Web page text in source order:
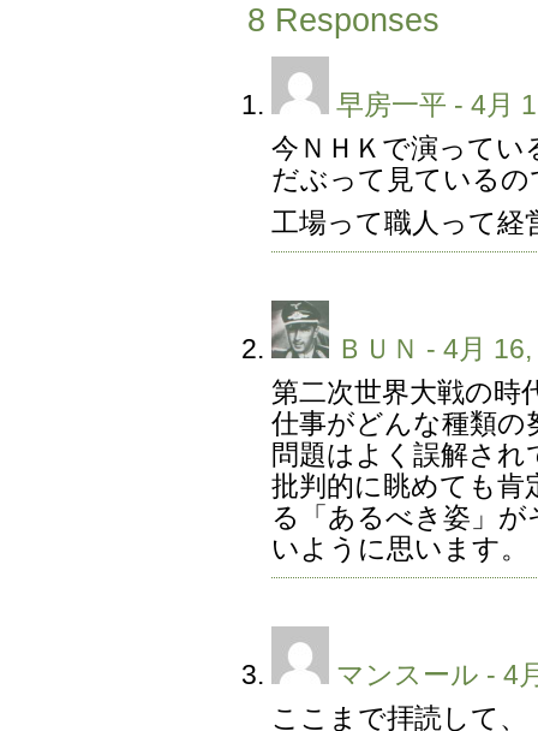
8 Responses
早房一平 - 4月
今ＮＨＫで演ってい
だぶって見ている
工場って職人って経
ＢＵＮ - 4月
第二次世界大戦の時
仕事がどんな種類の
問題はよく誤解さ
批判的に眺めても肯
る「あるべき姿」
いように思います。
マンスール - 4
ここまで拝読して、